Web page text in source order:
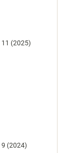
11 (2025)
9 (2024)